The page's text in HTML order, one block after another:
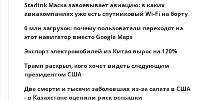
Starlink Маска завоевывает авиацию: в каких
авиакомпаниях уже есть спутниковый Wi-Fi на борту
6 млн загрузок: почему пользователи переходят на
этот навигатор вместо Google Maps
Экспорт электромобилей из Китая вырос на 120%
Трамп раскрыл, кого хочет видеть следующим
президентом США
Две смерти и тысячи заболевших из-за салата в США
- в Казахстане оценили риск вспышки